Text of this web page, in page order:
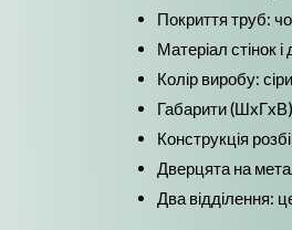
Покриття труб:
Матеріал стінок
Колір виробу:
Габарити
Конструкція
Дверцята на
Два відділення: